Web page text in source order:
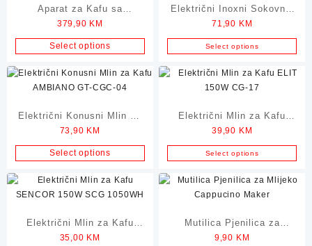
Aparat za Kafu sa
Kapsulama DELONGHI
Latissima Nespresso
379,90 KM
Select options
Električni Inoxni Sokovnik
ELIT Alu-400r
71,90 KM
Select options
Električni Konusni Mlin za
Kafu AMBIANO GT-CGC-04
73,90 KM
Select options
Električni Mlin za Kafu
ELIT 150W CG-17
39,90 KM
Select options
Električni Mlin za Kafu
SENCOR 150W SCG
35,00 KM
Mutilica Pjenilica za
Mlijeko Cappucino Maker
9,90 KM